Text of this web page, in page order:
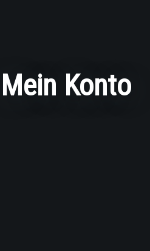
Mein Konto